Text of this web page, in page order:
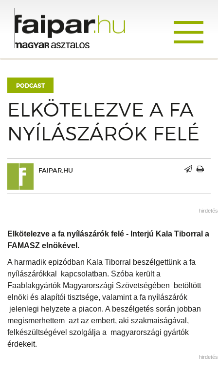
PODCAST
ELKÖTELEZVE A FA
NYÍLÁSZÁRÓK FELÉ
FAIPAR.HU
hirdetés
Elkötelezve a fa nyílászárók felé - Interjú Kala Tiborral a
FAMASZ elnökével.
A harmadik epizódban Kala Tiborral beszélgettünk a fa
nyílászárókkal kapcsolatban. Szóba került a
Faablakgyártók Magyarországi Szövetségében betöltött
elnöki és alapítói tisztsége, valamint a fa nyílászárók
jelenlegi helyzete a piacon. A beszélgetés során jobban
megismerhettem azt az embert, aki szakmaiságával,
felkészültségével szolgálja a magyarországi gyártók
érdekeit.
hirdetés